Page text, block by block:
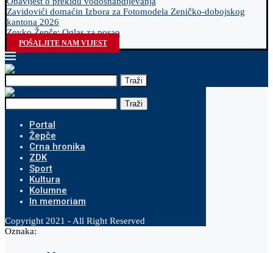
Zavidovići domaćin Izbora za Fotomodela Zeničko-dobojskog
kantona 2026
Zovko Žepče: Oglas za posao
POŠALJITE NAM VIJEST
Traži
Traži
Portal
Žepče
Crna hronika
ZDK
Sport
Kultura
Kolumne
In memoriam
Copyright 2021 - All Right Reserved
Oznaka: